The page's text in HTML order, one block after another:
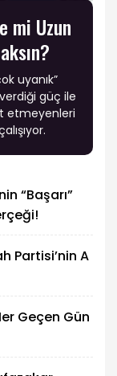
mi Uzun
uyanık”
güç ile
etmeyenleri
“Başarı”
Partisi’nin A
Geçen Gün